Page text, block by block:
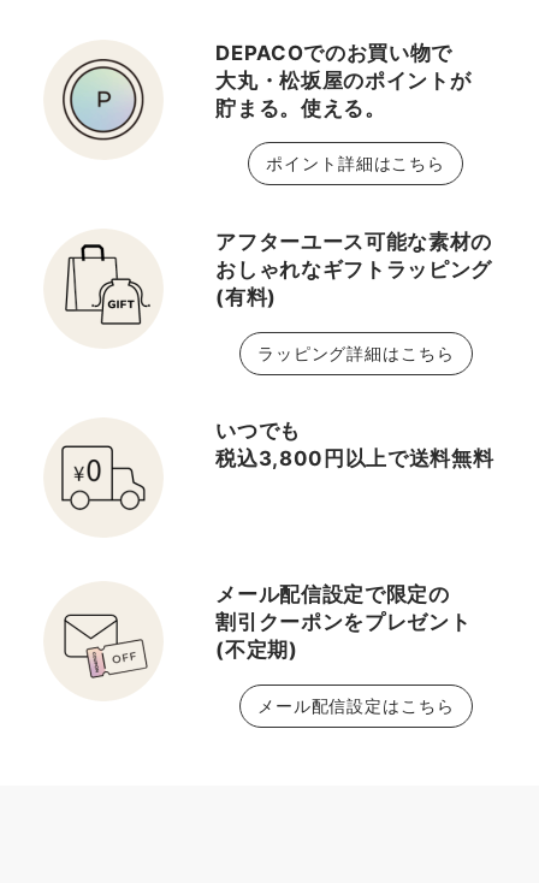
DEPACOでのお買い物で
大丸・松坂屋のポイントが
貯まる。使える。
ポイント詳細はこちら
アフターユース可能な素材の
おしゃれなギフトラッピング
(有料)
ラッピング詳細はこちら
いつでも
税込3,800円以上で送料無料
メール配信設定で限定の
割引クーポンをプレゼント
(不定期)
メール配信設定はこちら